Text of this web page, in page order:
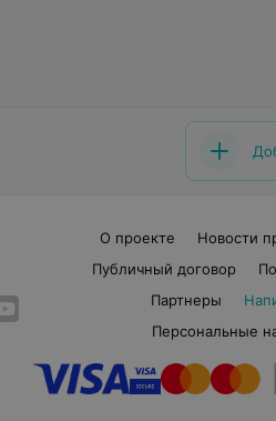
О проекте Новости
Публичный договор
Партнеры
Персональные